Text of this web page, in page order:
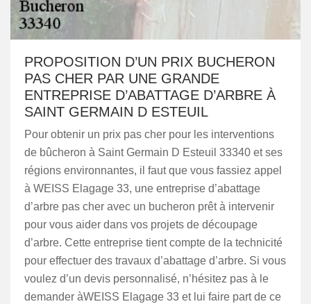
PROPOSITION D’UN PRIX BUCHERON
PAS CHER PAR UNE GRANDE
ENTREPRISE D’ABATTAGE D’ARBRE À
SAINT GERMAIN D ESTEUIL
Pour obtenir un prix pas cher pour les interventions
de bûcheron à Saint Germain D Esteuil 33340 et ses
régions environnantes, il faut que vous fassiez appel
à WEISS Elagage 33, une entreprise d’abattage
d’arbre pas cher avec un bucheron prêt à intervenir
pour vous aider dans vos projets de découpage
d’arbre. Cette entreprise tient compte de la technicité
pour effectuer des travaux d’abattage d’arbre. Si vous
voulez d’un devis personnalisé, n’hésitez pas à le
demander àWEISS Elagage 33 et lui faire part de ce